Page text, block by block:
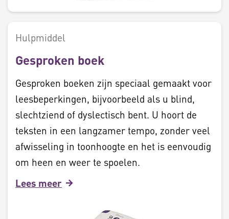
Hulpmiddel
Gesproken boek
Gesproken boeken zijn speciaal gemaakt voor
leesbeperkingen, bijvoorbeeld als u blind,
slechtziend of dyslectisch bent. U hoort de
teksten in een langzamer tempo, zonder veel
afwisseling in toonhoogte en het is eenvoudig
om heen en weer te spoelen.
Lees meer